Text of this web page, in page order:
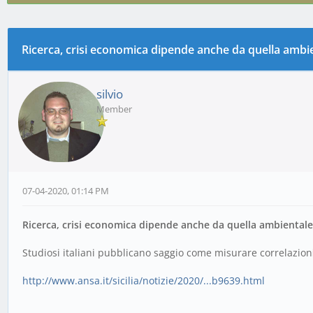
0 voto(i) - 0 media
1
2
3
4
5
Ricerca, crisi economica dipende anche da quella
silvio
Member
07-04-2020, 01:14 PM
Ricerca, crisi economica dipende anche da quella ambientale
Studiosi italiani pubblicano saggio come misurare
http://www.ansa.it/sicilia/notizie/2020/...b9639.html